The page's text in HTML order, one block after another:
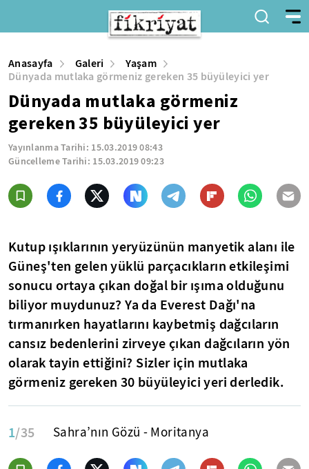
Anasayfa Galeri
Yaşam
Dünyada mutlaka görmeniz gereken 35 büyüleyici yer
Dünyada mutlaka görmeniz
gereken 35 büyüleyici yer
Yayınlanma Tarihi: 15.03.2019 08:43
Güncelleme Tarihi: 15.03.2019 09:23
Kutup ışıklarının yeryüzünün manyetik alanı ile
Güneş'ten gelen yüklü parçacıkların etkileşimi
sonucu ortaya çıkan doğal bir ışıma olduğunu
biliyor muydunuz? Ya da Everest Dağı'na
tırmanırken hayatlarını kaybetmiş dağcıların
cansız bedenlerini zirveye çıkan dağcıların yön
olarak tayin ettiğini? Sizler için mutlaka
görmeniz gereken 30 büyüleyici yeri derledik.
1/35 Sahra’nın Gözü - Moritanya